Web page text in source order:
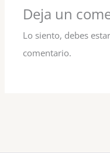
Deja un
Lo siento, debes
comentario.